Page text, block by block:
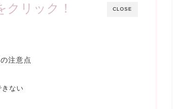
CLOSE
リック！
注意点
きない